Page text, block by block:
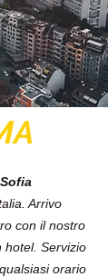
Arrivo
con il nostro
hotel. Servizio
orario